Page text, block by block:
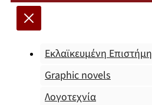
Εκλαϊκευμένη Επιστήμη
Graphic novels
Λογοτεχνία